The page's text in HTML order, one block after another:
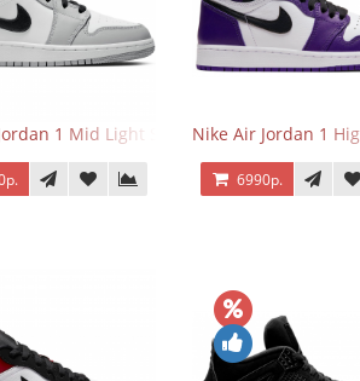
1 Mid Light Smoke GreyNike Air Jordan 1
6990р.